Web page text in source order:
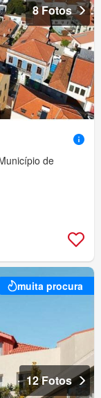
8 Fotos
de
muita procura
12 Fotos